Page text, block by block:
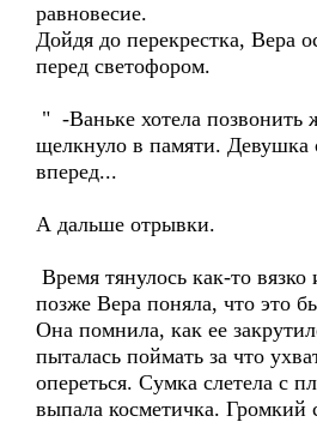
равновесие.
Дойдя до перекрестка, Вера
перед светофором.
" -Ваньке хотела позвонить
щелкнуло в памяти. Девушка
вперед...
А дальше отрывки.
Время тянулось как-то вязко
позже Вера поняла, что это
Она помнила, как ее
пыталась поймать за что
опереться. Сумка слетела с
выпала косметичка. Громкий